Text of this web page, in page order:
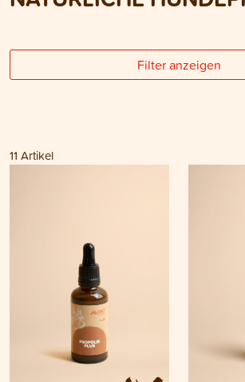
Filter anzeigen
11 Artikel